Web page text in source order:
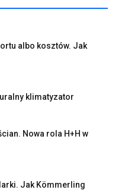
albo kosztów. Jak
klimatyzator
Nowa rola H+H w
Jak Kömmerling